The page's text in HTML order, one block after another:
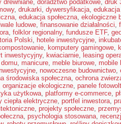
drewniane, doradztwo podatkowe, druk
, drukarki, dywersyfikacja,
, edukacja społeczna, ekologiczne
ludowe, finansowanie działalności,
, folklor regionalny, fundusze ETF,
Polski, hotele inwestycyjne,
, komputery gamingowe,
inwestycyjny, kwiaciarnie, leasing
, manicure, meble biurowe, mobile
, nowoczesne budownictwo,
środowiska społeczna, ochrona
organizacje ekologiczne, panele
użytkowa, platformy e-commerce,
ciepła elektryczne, portfel inwestora,
, projekty społeczne,
, psychologia stosowana,